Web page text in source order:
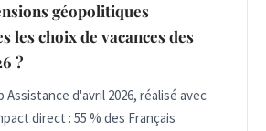
géopolitiques
les choix de vacances des
?
Assistance d'avril 2026, réalisé avec
direct : 55 % des Français